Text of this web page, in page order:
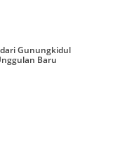
Gunungkidul
Baru